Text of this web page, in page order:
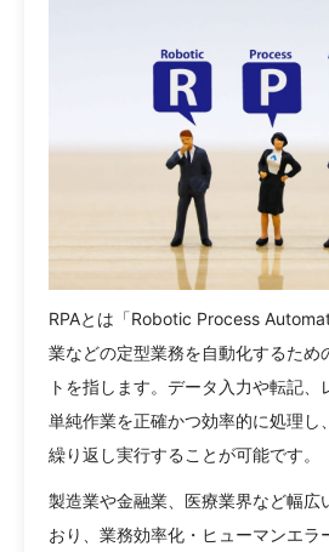
RPAとは「Robotic Process
業などの定型業務を自動化するため
トを指します。データ入力や転記、
単純作業を正確かつ効率的に処理し
繰り返し実行することが可能です。
製造業や金融業、医療業界など幅広
おり、業務効率化・ヒューマンエラ